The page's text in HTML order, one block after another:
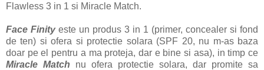
Flawless 3 in 1 si Miracle Match.
Face Finityeste un produs 3 in 1 (primer, concealer si fond
de ten) si ofera si protectie solara (SPF 20, nu m-as baza
doar pe el pentru a ma proteja, dar e bine si asa), in timp ce
Miracle Match nu ofera protectie solara, dar promite sa